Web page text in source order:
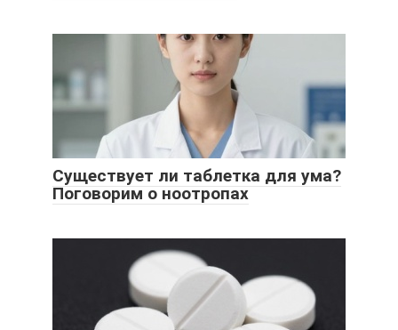
Существует ли таблетка для ума?
Поговорим о ноотропах